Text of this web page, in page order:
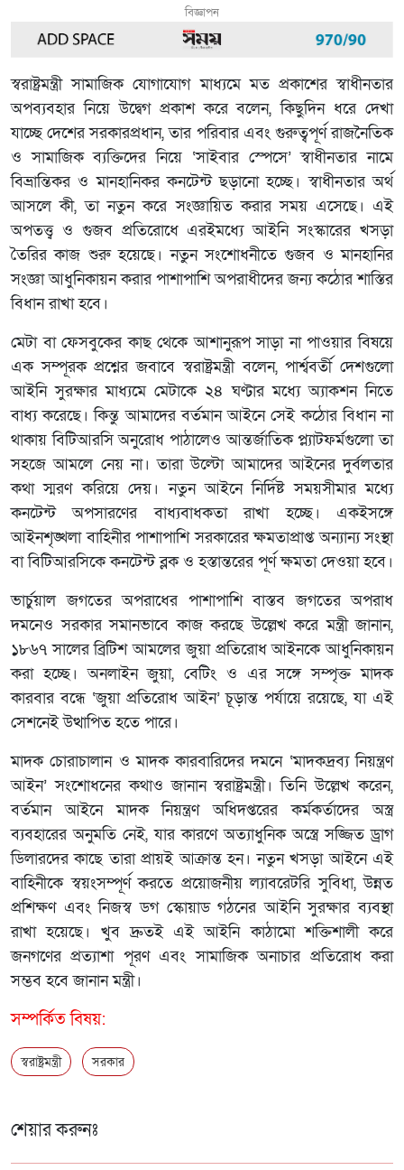
বিজ্ঞাপন
স্বরাষ্ট্রমন্ত্রী সামাজিক যোগাযোগ মাধ্যমে মত প্রকাশের স্বাধীনতার
অপব্যবহার নিয়ে উদ্বেগ প্রকাশ করে বলেন, কিছুদিন ধরে দেখা
যাচ্ছে দেশের সরকারপ্রধান, তার পরিবার এবং গুরুত্বপূর্ণ রাজনৈতিক
ও সামাজিক ব্যক্তিদের নিয়ে ‘সাইবার স্পেসে’ স্বাধীনতার নামে
বিভ্রান্তিকর ও মানহানিকর কনটেন্ট ছড়ানো হচ্ছে। স্বাধীনতার অর্থ
আসলে কী, তা নতুন করে সংজ্ঞায়িত করার সময় এসেছে। এই
অপতত্ত্ব ও গুজব প্রতিরোধে এরইমধ্যে আইনি সংস্কারের খসড়া
তৈরির কাজ শুরু হয়েছে। নতুন সংশোধনীতে গুজব ও মানহানির
সংজ্ঞা আধুনিকায়ন করার পাশাপাশি অপরাধীদের জন্য কঠোর শাস্তির
বিধান রাখা হবে।
মেটা বা ফেসবুকের কাছ থেকে আশানুরূপ সাড়া না পাওয়ার বিষয়ে
এক সম্পূরক প্রশ্নের জবাবে স্বরাষ্ট্রমন্ত্রী বলেন, পার্শ্ববর্তী দেশগুলো
আইনি সুরক্ষার মাধ্যমে মেটাকে ২৪ ঘণ্টার মধ্যে অ্যাকশন নিতে
বাধ্য করেছে। কিন্তু আমাদের বর্তমান আইনে সেই কঠোর বিধান না
থাকায় বিটিআরসি অনুরোধ পাঠালেও আন্তর্জাতিক প্ল্যাটফর্মগুলো তা
সহজে আমলে নেয় না। তারা উল্টো আমাদের আইনের দুর্বলতার
কথা স্মরণ করিয়ে দেয়। নতুন আইনে নির্দিষ্ট সময়সীমার মধ্যে
কনটেন্ট অপসারণের বাধ্যবাধকতা রাখা হচ্ছে। একইসঙ্গে
আইনশৃঙ্খলা বাহিনীর পাশাপাশি সরকারের ক্ষমতাপ্রাপ্ত অন্যান্য সংস্থা
বা বিটিআরসিকে কনটেন্ট ব্লক ও হস্তান্তরের পূর্ণ ক্ষমতা দেওয়া হবে।
ভার্চুয়াল জগতের অপরাধের পাশাপাশি বাস্তব জগতের অপরাধ
দমনেও সরকার সমানভাবে কাজ করছে উল্লেখ করে মন্ত্রী জানান,
১৮৬৭ সালের ব্রিটিশ আমলের জুয়া প্রতিরোধ আইনকে আধুনিকায়ন
করা হচ্ছে। অনলাইন জুয়া, বেটিং ও এর সঙ্গে সম্পৃক্ত মাদক
কারবার বন্ধে ‘জুয়া প্রতিরোধ আইন’ চূড়ান্ত পর্যায়ে রয়েছে, যা এই
সেশনেই উত্থাপিত হতে পারে।
মাদক চোরাচালান ও মাদক কারবারিদের দমনে ‘মাদকদ্রব্য নিয়ন্ত্রণ
আইন’ সংশোধনের কথাও জানান স্বরাষ্ট্রমন্ত্রী। তিনি উল্লেখ করেন,
বর্তমান আইনে মাদক নিয়ন্ত্রণ অধিদপ্তরের কর্মকর্তাদের অস্ত্র
ব্যবহারের অনুমতি নেই, যার কারণে অত্যাধুনিক অস্ত্রে সজ্জিত ড্রাগ
ডিলারদের কাছে তারা প্রায়ই আক্রান্ত হন। নতুন খসড়া আইনে এই
বাহিনীকে স্বয়ংসম্পূর্ণ করতে প্রয়োজনীয় ল্যাবরেটরি সুবিধা, উন্নত
প্রশিক্ষণ এবং নিজস্ব ডগ স্কোয়াড গঠনের আইনি সুরক্ষার ব্যবস্থা
রাখা হয়েছে। খুব দ্রুতই এই আইনি কাঠামো শক্তিশালী করে
জনগণের প্রত্যাশা পূরণ এবং সামাজিক অনাচার প্রতিরোধ করা
সম্ভব হবে জানান মন্ত্রী।
সম্পর্কিত বিষয়:
স্বরাষ্ট্রমন্ত্রী সরকার
শেয়ার করুনঃ